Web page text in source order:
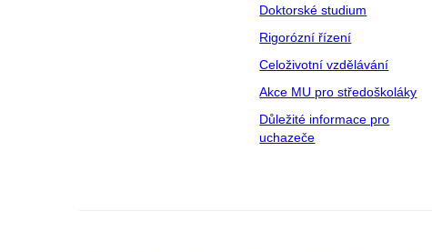
Doktorské studium
Rigorózní řízení
Celoživotní vzdělávání
Akce MU pro středoškoláky
Důležité informace pro
uchazeče